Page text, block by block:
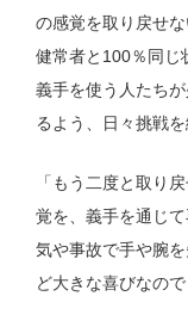
の感覚を取り戻せ
健常者と100％同じ
義手を使う人たち
るよう、日々挑戦
「もう二度と取り
覚を、義手を通じ
気や事故で手や腕
ど大きな喜びなので